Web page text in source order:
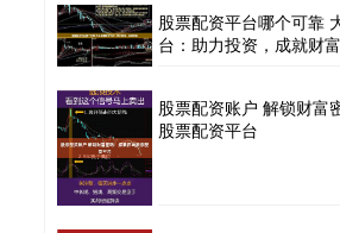
股票配资平台哪个可靠
台：助力投资，成就财富
股票配资账户 解锁财富
股票配资平台